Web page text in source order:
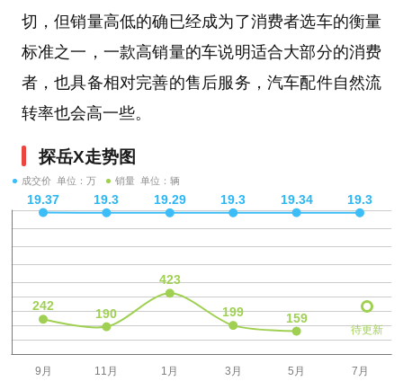
切，但销量高低的确已经成为了消费者选车的衡量
标准之一，一款高销量的车说明适合大部分的消费
者，也具备相对完善的售后服务，汽车配件自然流
转率也会高一些。
探岳X走势图
成交价 单位：万 销量 单位：辆
待更新